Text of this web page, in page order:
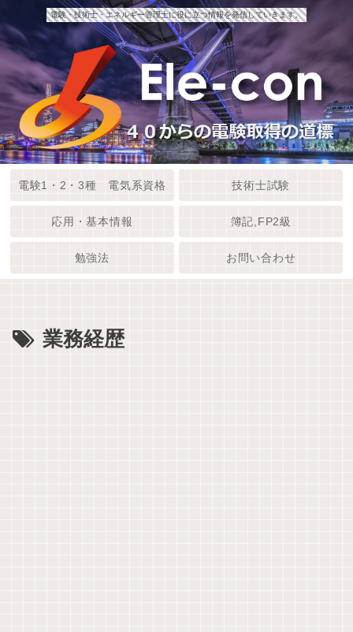
電験・技術士・エネルギー管理士に役に立つ情報を発信していきます。
電験1・2・3種 電気系資格 技術士試験
応用・基本情報 簿記,FP2級
勉強法 お問い合わせ
業務経歴